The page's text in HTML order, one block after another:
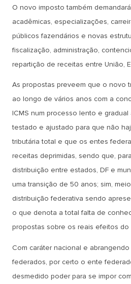
O novo imposto também
acadêmicas, especializações,
públicos fazendários e novas
fiscalização, administração,
repartição de receitas entre União,
As propostas preveem que o novo
ao longo de vários anos com a
ICMS num processo lento e
testado e ajustado para que não
tributária total e que os entes
receitas deprimidas, sendo que,
distribuição entre estados, DF e
uma transição de 50 anos; sim,
distribuição federativa sendo
o que denota a total falta de
propostas sobre os reais efeitos do
Com caráter nacional e
federados, por certo o ente
desmedido poder para se impor